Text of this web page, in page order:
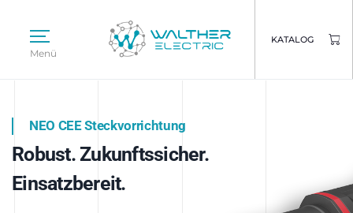
Menü
KATALOG
Intelligente Stromverteilung
NEO CEE Steckvorrichtung
Robust. Zukunftssicher.
Einsatzbereit.
Intelligenz trifft Energie.